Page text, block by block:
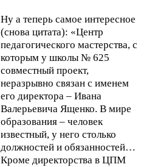
Ну а теперь самое интересное
(снова цитата): «Центр
педагогического мастерства, с
которым у школы № 625
совместный проект,
неразрывно связан с именем
его директора – Ивана
Валерьевича Ященко. В мире
образования – человек
известный, у него столько
должностей и обязанностей…
Кроме директорства в ЦПМ